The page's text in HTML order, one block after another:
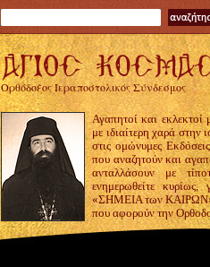
Ορθόδοξος Ιεραποστολικός Σύνδεσμος
Αγαπητοί και εκλεκτοί
με ιδιαίτερη χαρά στην
στις ομώνυμες
που αναζητούν και
ανταλλάσουν με
ενημερωθείτε
«ΣΗΜΕΙΑ των ΚΑΙΡΩΝ»,
που αφορούν την